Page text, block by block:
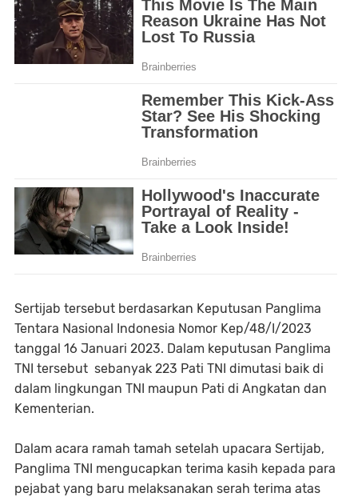
Sertijab tersebut berdasarkan Keputusan Panglima
Tentara Nasional Indonesia Nomor Kep/48/I/2023
tanggal 16 Januari 2023. Dalam keputusan Panglima
TNI tersebut sebanyak 223 Pati TNI dimutasi baik di
dalam lingkungan TNI maupun Pati di Angkatan dan
Kementerian.
Dalam acara ramah tamah setelah upacara Sertijab,
Panglima TNI mengucapkan terima kasih kepada para
pejabat yang baru melaksanakan serah terima atas